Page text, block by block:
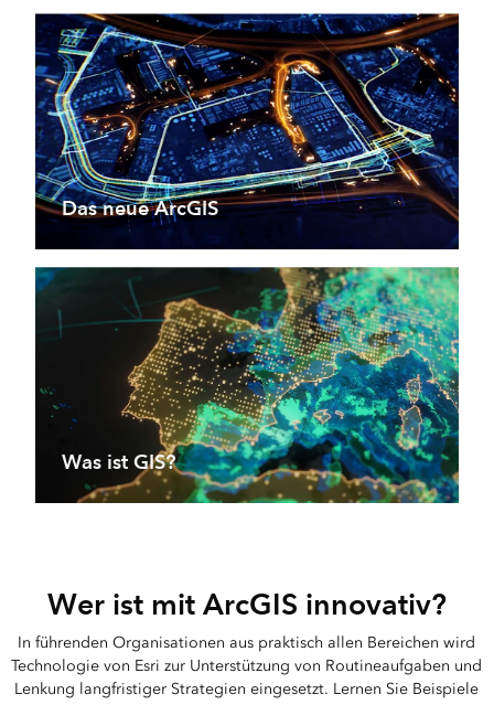
Das neue ArcGIS
Was ist GIS?
Wer ist mit ArcGIS innovativ?
In führenden Organisationen aus praktisch allen Bereichen wird
Technologie von Esri zur Unterstützung von Routineaufgaben und
Lenkung langfristiger Strategien eingesetzt. Lernen Sie Beispiele